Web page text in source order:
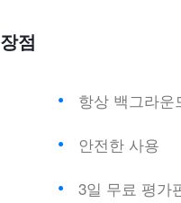
장점
항상 백그라운
안전한 사용
3일 무료 평가